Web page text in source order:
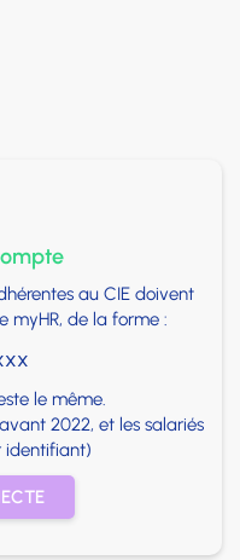
au CIE doivent
myHR, de la forme :
le même.
2022, et les salariés
identifiant)